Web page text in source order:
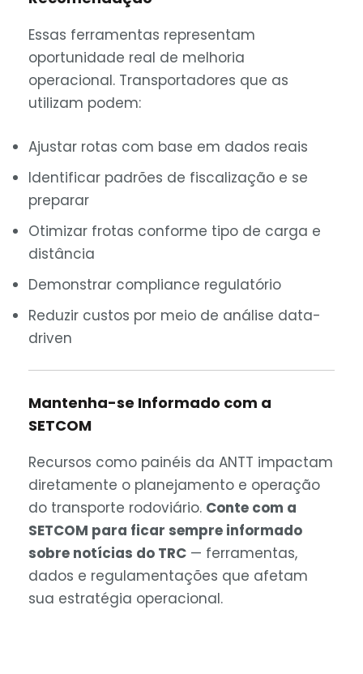
Essas ferramentas representam
oportunidade real de melhoria
operacional. Transportadores que as
utilizam podem:
Ajustar rotas com base em dados reais
Identificar padrões de fiscalização e se
preparar
Otimizar frotas conforme tipo de carga e
distância
Demonstrar compliance regulatório
Reduzir custos por meio de análise data-
driven
Mantenha-se Informado com a
SETCOM
Recursos como painéis da ANTT impactam
diretamente o planejamento e operação
do transporte rodoviário. Conte com a
SETCOM para ficar sempre informado
sobre notícias do TRC — ferramentas,
dados e regulamentações que afetam
sua estratégia operacional.